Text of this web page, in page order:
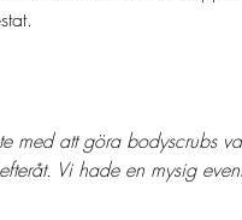
med att göra bodyscrubs
Vi hade en mysig